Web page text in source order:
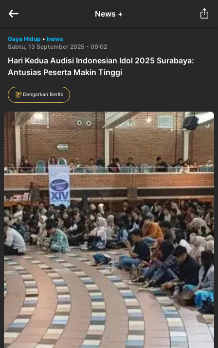
News +
Gaya Hidup • inews
Sabtu, 13 September 2025 - 09:02
Hari Kedua Audisi Indonesian Idol 2025 Surabaya:
Antusias Peserta Makin Tinggi
Dengarkan Berita